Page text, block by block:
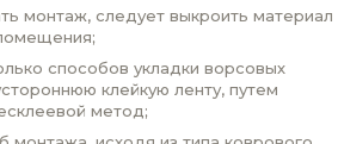
монтаж, следует выкроить материал
способов укладки ворсовых
клейкую ленту, путем
метод;